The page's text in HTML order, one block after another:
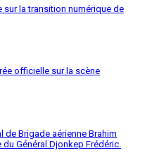
sur la transition numérique de
officielle sur la scène
de Brigade aérienne Brahim
Général Djonkep Frédéric.